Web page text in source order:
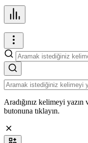
Aradığınız kelimeyi
butonuna tıklayın.